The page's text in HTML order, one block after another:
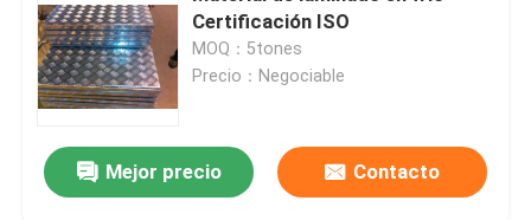
Certificación ISO
MOQ：5tones
Precio：Negociable
Mejor precio Contacto